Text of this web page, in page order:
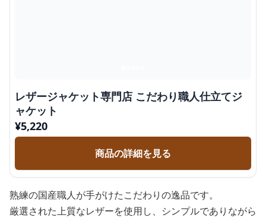
レザージャケット専門店 こだわり職人仕立てジ
ャケット
¥5,220
商品の詳細を見る
熟練の国産職人が手がけたこだわりの逸品です。
厳選された上質なレザーを使用し、シンプルでありながら